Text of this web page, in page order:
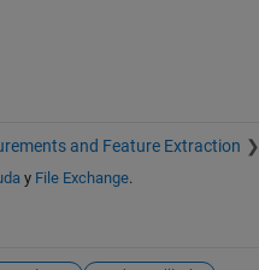
and Feature Extraction
y File Exchange.